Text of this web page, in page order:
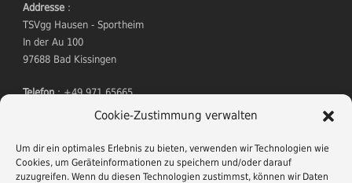
Cookie-Zustimmung verwalten
Um dir ein optimales Erlebnis zu bieten, verwenden wir Technologien wie
Cookies, um Geräteinformationen zu speichern und/oder darauf
zuzugreifen. Wenn du diesen Technologien zustimmst, können wir Daten
Addresse :
TSVgg Hausen - Sportheim
In der Au 100
97688 Bad Kissingen
Telefon: +49 971 65665